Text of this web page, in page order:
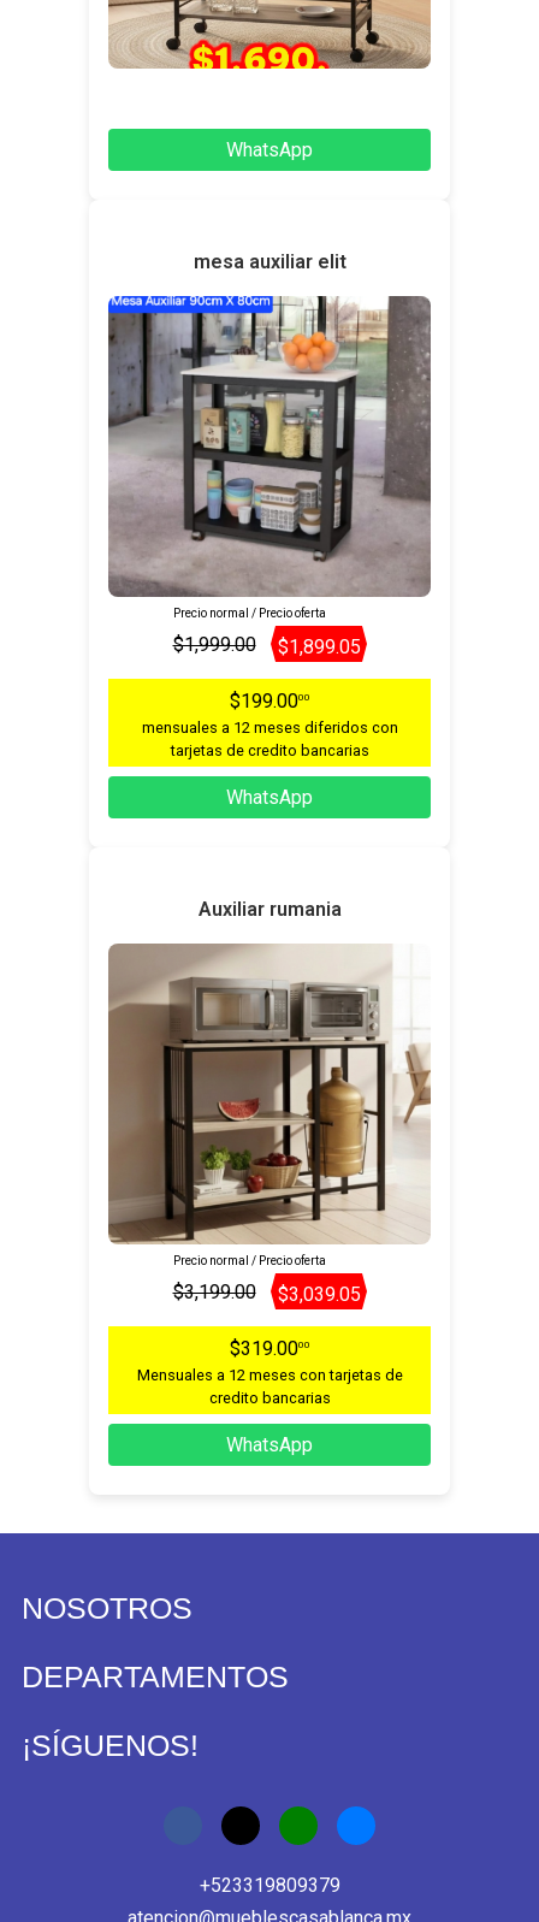
WhatsApp
mesa auxiliar elit
Precio normal / Precio oferta
$1,999.00 $1,899.05
$199.0000
mensuales a 12 meses diferidos con
tarjetas de credito bancarias
WhatsApp
Auxiliar rumania
Precio normal / Precio oferta
$3,199.00 $3,039.05
$319.0000
Mensuales a 12 meses con tarjetas de
credito bancarias
WhatsApp
NOSOTROS
DEPARTAMENTOS
¡SÍGUENOS!
+523319809379